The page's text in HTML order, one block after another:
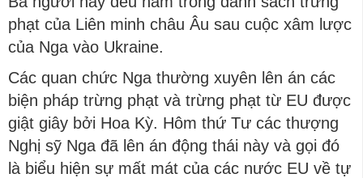
phạt của Liên minh châu Âu sau cuộc xâm lược
của Nga vào Ukraine.
Các quan chức Nga thường xuyên lên án các
biện pháp trừng phạt và trừng phạt từ EU được
giật giây bởi Hoa Kỳ. Hôm thứ Tư các thượng
Nghị sỹ Nga đã lên án động thái này và gọi đó
là biểu hiện sự mất mát của các nước EU về tự